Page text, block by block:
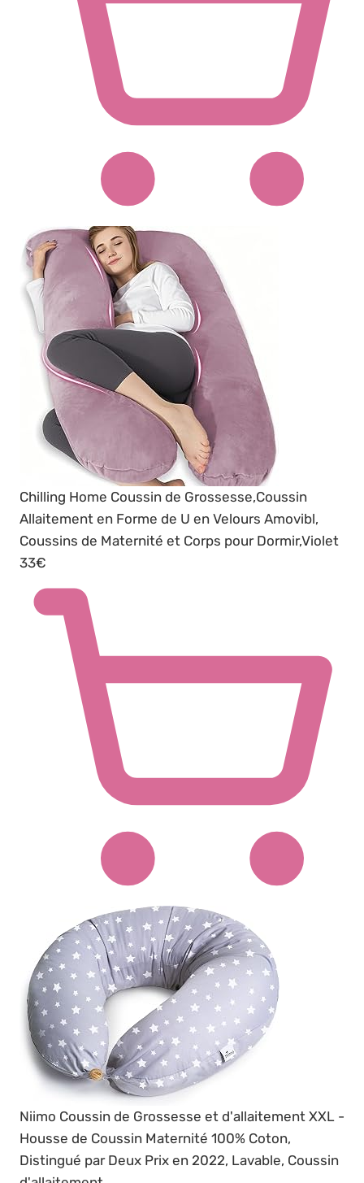
Chilling Home Coussin de Grossesse,Coussin
Allaitement en Forme de U en Velours Amovibl,
Coussins de Maternité et Corps pour Dormir,Violet
33€
Niimo Coussin de Grossesse et d'allaitement XXL -
Housse de Coussin Maternité 100% Coton,
Distingué par Deux Prix en 2022, Lavable, Coussin